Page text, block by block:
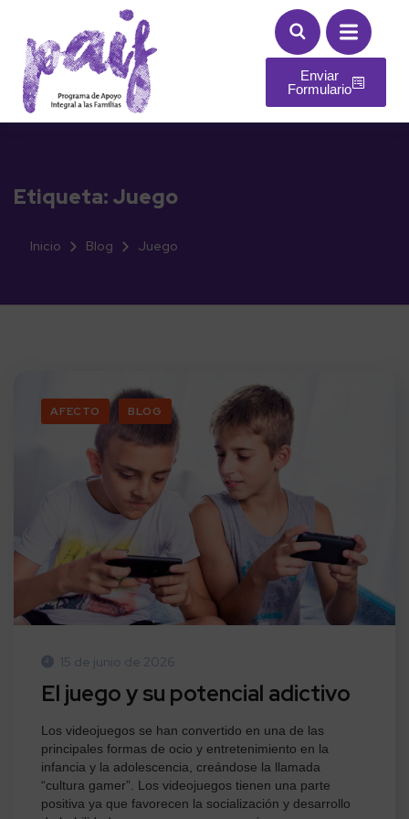
Enviar
Formulario
Etiqueta: Juego
Inicio Blog Juego
AFECTO BLOG
15 de junio de 2026
El juego y su potencial adictivo
Los videojuegos se han convertido en una de las
principales formas de ocio y entretenimiento en la
infancia y la adolescencia, creándose la llamada
“cultura gamer”. Los videojuegos tienen una parte
positiva ya que favorecen la socialización y desarrollo